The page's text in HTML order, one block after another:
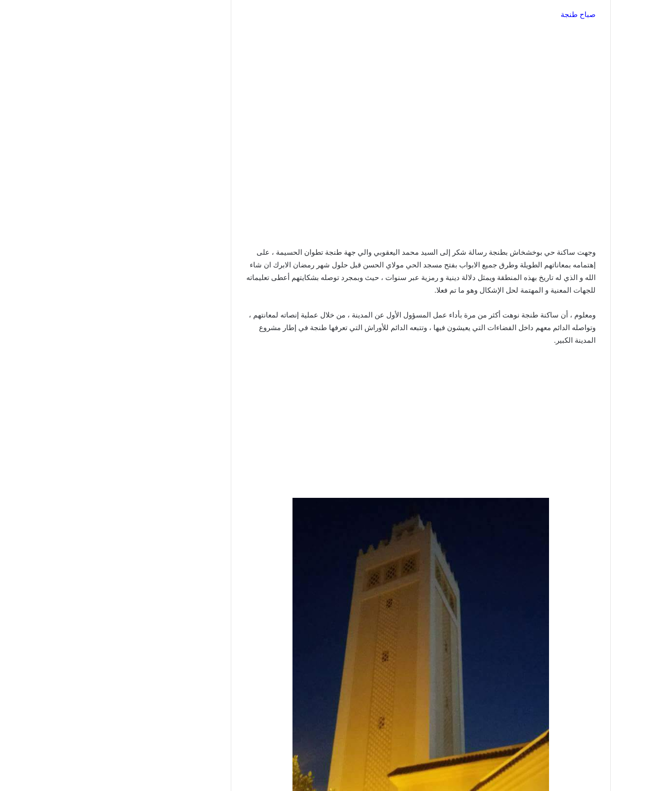
صباح طنجة
وجهت ساكنة حي بوخشخاش بطنجة رسالة شكر إلى السيد محمد اليعقوبي والي جهة طنجة تطوان الحسيمة ، على
إهتمامه بمعاناتهم الطويلة وطرق جميع الابواب بفتح مسجد الحي مولاي الحسن قبل حلول شهر رمضان الابرك ان شاء
الله و الذي له تاريخ بهذه المنطقة ويمثل دلالة دينية و رمزية عبر سنوات ، حيث وبمجرد توصله بشكايتهم أعطى تعليماته
للجهات المعنية و المهتمة لحل الإشكال وهو ما تم فعلا.
ومعلوم ، أن ساكنة طنجة نوهت أكثر من مرة بأداء عمل المسؤول الأول عن المدينة ، من خلال عملية إنصاته لمعانتهم ،
وتواصله الدائم معهم داخل الفضاءات التي يعيشون فيها ، وتتبعه الدائم للأوراش التي تعرفها طنجة في إطار مشروع
المدينة الكبير.